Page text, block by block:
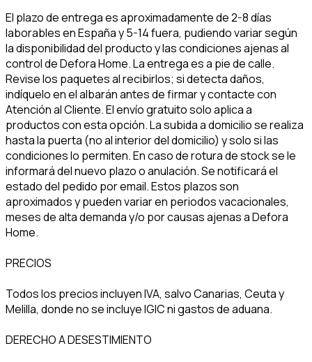
El plazo de entrega es aproximadamente de 2-8 días
laborables en España y 5-14 fuera, pudiendo variar según
la disponibilidad del producto y las condiciones ajenas al
control de Defora Home. La entrega es a pie de calle.
Revise los paquetes al recibirlos; si detecta daños,
indíquelo en el albarán antes de firmar y contacte con
Atención al Cliente. El envío gratuito solo aplica a
productos con esta opción. La subida a domicilio se realiza
hasta la puerta (no al interior del domicilio) y solo si las
condiciones lo permiten. En caso de rotura de stock se le
informará del nuevo plazo o anulación. Se notificará el
estado del pedido por email. Estos plazos son
aproximados y pueden variar en periodos vacacionales,
meses de alta demanda y/o por causas ajenas a Defora
Home.
PRECIOS
Todos los precios incluyen IVA, salvo Canarias, Ceuta y
Melilla, donde no se incluye IGIC ni gastos de aduana.
DERECHO A DESESTIMIENTO